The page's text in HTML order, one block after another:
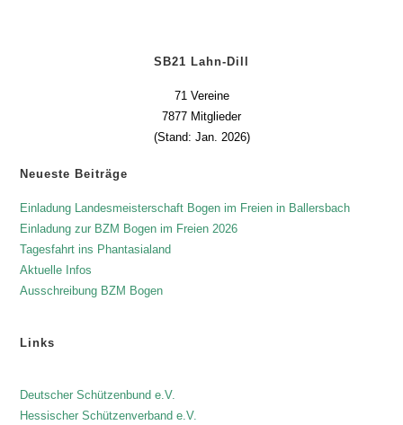
SB21 Lahn-Dill
71 Vereine
7877 Mitglieder
(Stand: Jan. 2026)
Neueste Beiträge
Einladung Landesmeisterschaft Bogen im Freien in Ballersbach
Einladung zur BZM Bogen im Freien 2026
Tagesfahrt ins Phantasialand
Aktuelle Infos
Ausschreibung BZM Bogen
Links
Deutscher Schützenbund e.V.
Hessischer Schützenverband e.V.